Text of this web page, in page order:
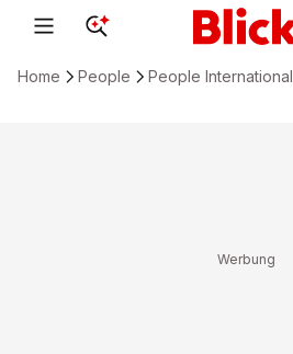
Home People People International